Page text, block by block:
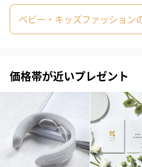
ドライフラワー・プリザーブ
自然のお花で作ったドライフラワ
梱します。
ベビー・キッズファッション
価格帯が近いプレゼント